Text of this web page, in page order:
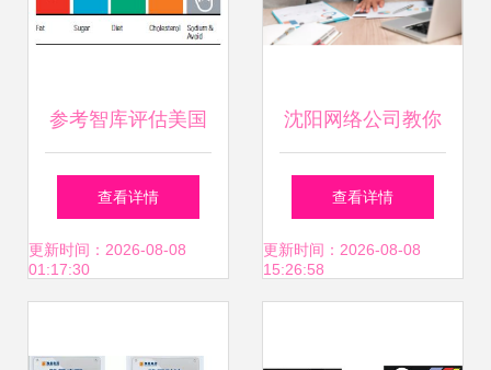
参考智库评估美国
营养食品政策可持
续性几何？以食品
查看详情
更新时间：2026-08-08
01:17:30
沈阳网络公司教你
建设网站的SEO诊
断与商务信息咨询
查看详情
更新时间：2026-08-08
15:26:58